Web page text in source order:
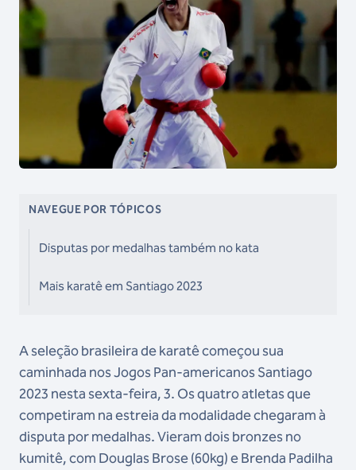
NAVEGUE POR TÓPICOS
Disputas por medalhas também no kata
Mais karatê em Santiago 2023
A seleção brasileira de karatê começou sua
caminhada nos Jogos Pan-americanos Santiago
2023 nesta sexta-feira, 3. Os quatro atletas que
competiram na estreia da modalidade chegaram à
disputa por medalhas. Vieram dois bronzes no
kumitê, com Douglas Brose (60kg) e Brenda Padilha